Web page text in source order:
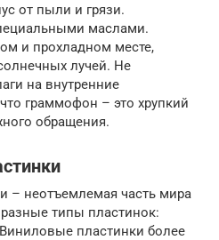
от пыли и грязи.
маслами.
и прохладном месте,
лучей. Не
на внутренние
граммофон – это хрупкий
обращения.
– неотъемлемая часть мира
типы пластинок:
пластинки более